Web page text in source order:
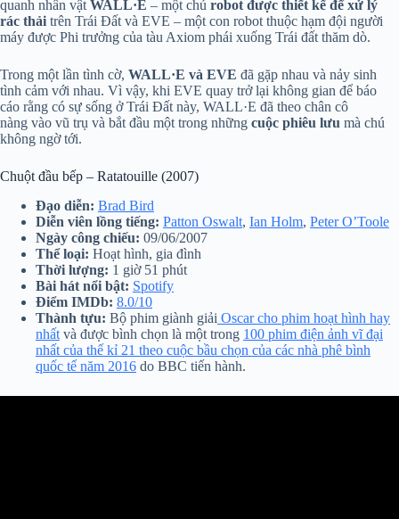
quanh nhân vật WALL·E – một chú robot được thiết kế để xử lý
rác thải trên Trái Đất và EVE – một con robot thuộc hạm đội người
máy được Phi trưởng của tàu Axiom phái xuống Trái đất thăm dò.
Trong một lần tình cờ, WALL·E và EVE đã gặp nhau và nảy sinh
tình cảm với nhau. Vì vậy, khi EVE quay trở lại không gian để báo
cáo rằng có sự sống ở Trái Đất này, WALL·E đã theo chân cô
nàng vào vũ trụ và bắt đầu một trong những cuộc phiêu lưu mà chú
không ngờ tới.
Chuột đầu bếp – Ratatouille (2007)
Đạo diễn: Brad Bird
Diễn viên lồng tiếng: Patton Oswalt, Ian Holm, Peter O’Toole
Ngày công chiếu: 09/06/2007
Thể loại: Hoạt hình, gia đình
Thời lượng: 1 giờ 51 phút
Bài hát nổi bật: Spotify
Điểm IMDb: 8.0/10
Thành tựu: Bộ phim giành giải Oscar cho phim hoạt hình hay
nhất và được bình chọn là một trong 100 phim điện ảnh vĩ đại
nhất của thế kỉ 21 theo cuộc bầu chọn của các nhà phê bình
quốc tế năm 2016 do BBC tiến hành.